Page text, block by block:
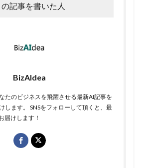
の記事を書いた人
BizAIdea
たのビジネスを飛躍させる最新AI記事を
します。 SNSをフォローして頂くと、最
届けします！